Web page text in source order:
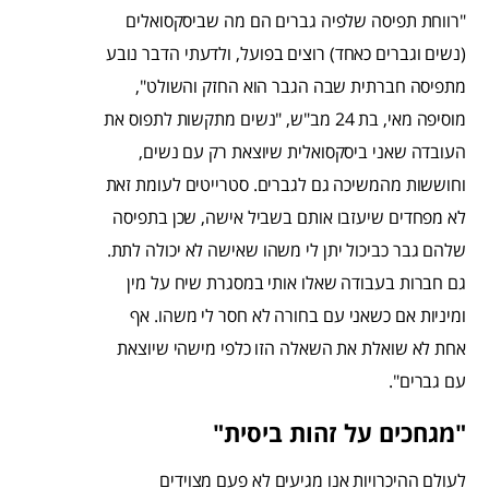
"רווחת תפיסה שלפיה גברים הם מה שביסקסואלים
(נשים וגברים כאחד) רוצים בפועל, ולדעתי הדבר נובע
מתפיסה חברתית שבה הגבר הוא החזק והשולט",
מוסיפה מאי, בת 24 מב"ש, "נשים מתקשות לתפוס את
העובדה שאני ביסקסואלית שיוצאת רק עם נשים,
וחוששות מהמשיכה גם לגברים. סטרייטים לעומת זאת
לא מפחדים שיעזבו אותם בשביל אישה, שכן בתפיסה
שלהם גבר כביכול יתן לי משהו שאישה לא יכולה לתת.
גם חברות בעבודה שאלו אותי במסגרת שיח על מין
ומיניות אם כשאני עם בחורה לא חסר לי משהו. אף
אחת לא שואלת את השאלה הזו כלפי מישהי שיוצאת
עם גברים".
"מגחכים על זהות ביסית"
לעולם ההיכרויות אנו מגיעים לא פעם מצוידים